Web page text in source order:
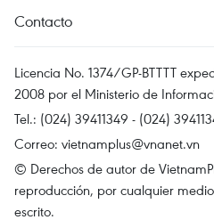
Contacto
Licencia No. 1374/GP-BTTTT
2008 por el Ministerio de
Tel.: (024) 39411349 - (024)
Correo: vietnamplus@vnanet.vn
© Derechos de autor de
reproducción, por cualquier
escrito.